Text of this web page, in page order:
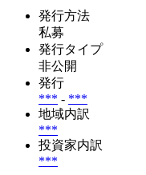
発行方法
私募
発行タイプ
非公開
発行
*** - ***
地域内訳
***
投資家内訳
***